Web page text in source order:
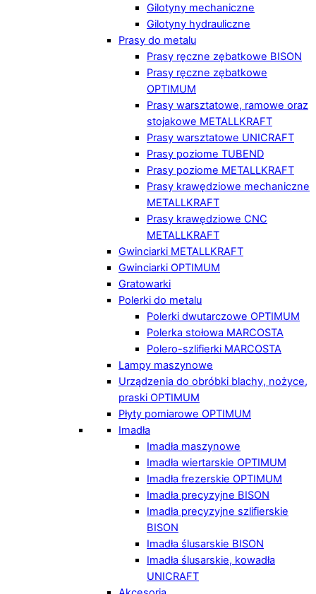
Gilotyny mechaniczne
Gilotyny hydrauliczne
Prasy do metalu
Prasy ręczne zębatkowe BISON
Prasy ręczne zębatkowe
OPTIMUM
Prasy warsztatowe, ramowe oraz
stojakowe METALLKRAFT
Prasy warsztatowe UNICRAFT
Prasy poziome TUBEND
Prasy poziome METALLKRAFT
Prasy krawędziowe mechaniczne
METALLKRAFT
Prasy krawędziowe CNC
METALLKRAFT
Gwinciarki METALLKRAFT
Gwinciarki OPTIMUM
Gratowarki
Polerki do metalu
Polerki dwutarczowe OPTIMUM
Polerka stołowa MARCOSTA
Polero-szlifierki MARCOSTA
Lampy maszynowe
Urządzenia do obróbki blachy, nożyce,
praski OPTIMUM
Płyty pomiarowe OPTIMUM
Imadła
Imadła maszynowe
Imadła wiertarskie OPTIMUM
Imadła frezerskie OPTIMUM
Imadła precyzyjne BISON
Imadła precyzyjne szlifierskie
BISON
Imadła ślusarskie BISON
Imadła ślusarskie, kowadła
UNICRAFT